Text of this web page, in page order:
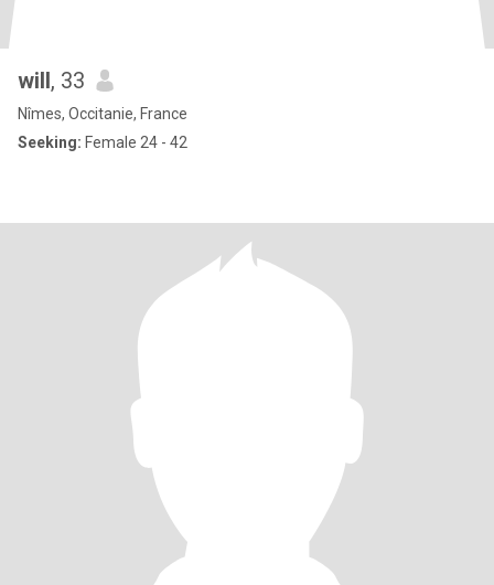
will, 33
Nîmes, Occitanie, France
Seeking: Female 24 - 42